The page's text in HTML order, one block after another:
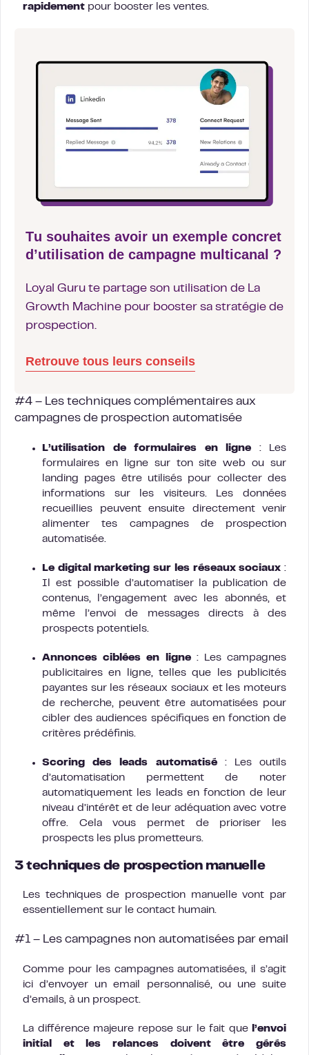
rapidement pour booster les ventes.
Tu souhaites avoir un exemple concret
d’utilisation de campagne multicanal ?
Loyal Guru te partage son utilisation de La
Growth Machine pour booster sa stratégie de
prospection.
Retrouve tous leurs conseils
#4 – Les techniques complémentaires aux
campagnes de prospection automatisée
L’utilisation de formulaires en ligne : Les
formulaires en ligne sur ton site web ou sur
landing pages être utilisés pour collecter des
informations sur les visiteurs. Les données
recueillies peuvent ensuite directement venir
alimenter tes campagnes de prospection
automatisée.
Le digital marketing sur les réseaux sociaux :
Il est possible d’automatiser la publication de
contenus, l’engagement avec les abonnés, et
même l’envoi de messages directs à des
prospects potentiels.
Annonces ciblées en ligne: Les campagnes
publicitaires en ligne, telles que les publicités
payantes sur les réseaux sociaux et les moteurs
de recherche, peuvent être automatisées pour
cibler des audiences spécifiques en fonction de
critères prédéfinis.
Scoring des leads automatisé: Les outils
d’automatisation permettent de noter
automatiquement les leads en fonction de leur
niveau d’intérêt et de leur adéquation avec votre
offre. Cela vous permet de prioriser les
prospects les plus prometteurs.
3 techniques de prospection manuelle
Les techniques de prospection manuelle vont par
essentiellement sur le contact humain.
#1 – Les campagnes non automatisées par email
Comme pour les campagnes automatisées, il s’agit
ici d’envoyer un email personnalisé, ou une suite
d’emails, à un prospect.
La différence majeure repose sur le fait que
l’envoi
initial et les relances doivent être gérés